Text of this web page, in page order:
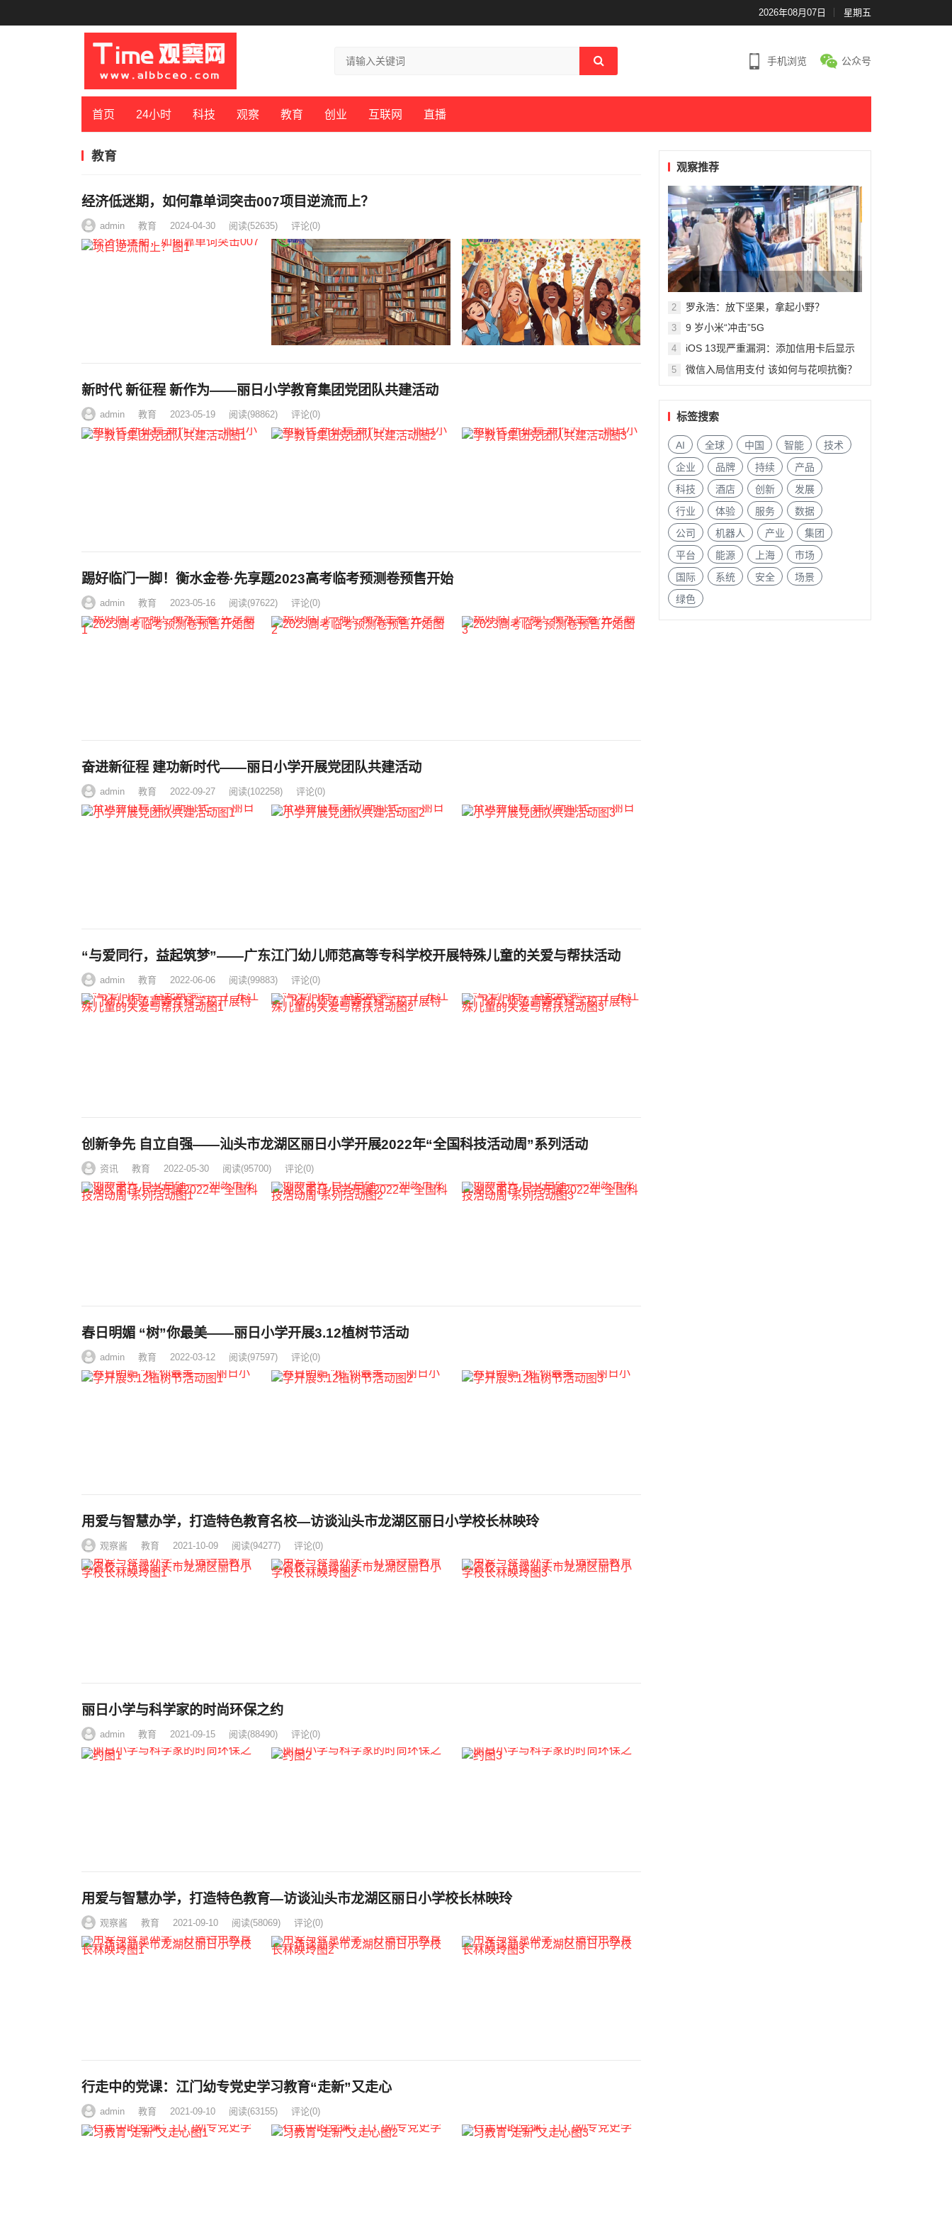
2026年08月07日 星期五
手机浏览 公众号
首页 24小时 科技 观察 教育 创业 互联网 直播
教育
经济低迷期，如何靠单词突击007项目逆流而上？
admin 教育 2024-04-30 阅读(52635) 评论(0)
新时代 新征程 新作为——丽日小学教育集团党团队共建活动
admin 教育 2023-05-19 阅读(98862) 评论(0)
踢好临门一脚！衡水金卷·先享题2023高考临考预测卷预售开始
admin 教育 2023-05-16 阅读(97622) 评论(0)
奋进新征程 建功新时代——丽日小学开展党团队共建活动
admin 教育 2022-09-27 阅读(102258) 评论(0)
“与爱同行，益起筑梦”——广东江门幼儿师范高等专科学校开展特殊儿童的关爱与帮扶活动
admin 教育 2022-06-06 阅读(99883) 评论(0)
创新争先 自立自强——汕头市龙湖区丽日小学开展2022年“全国科技活动周”系列活动
资讯 教育 2022-05-30 阅读(95700) 评论(0)
春日明媚 “树”你最美——丽日小学开展3.12植树节活动
admin 教育 2022-03-12 阅读(97597) 评论(0)
用爱与智慧办学，打造特色教育名校—访谈汕头市龙湖区丽日小学校长林映玲
观察酱 教育 2021-10-09 阅读(94277) 评论(0)
丽日小学与科学家的时尚环保之约
admin 教育 2021-09-15 阅读(88490) 评论(0)
用爱与智慧办学，打造特色教育—访谈汕头市龙湖区丽日小学校长林映玲
观察酱 教育 2021-09-10 阅读(58069) 评论(0)
行走中的党课：江门幼专党史学习教育“走新”又走心
admin 教育 2021-09-10 阅读(63155) 评论(0)
观察推荐
2 罗永浩：放下坚果，拿起小野？
3 9 岁小米“冲击”5G
4
iOS 13现严重漏洞：添加信用卡后显示
5 微信入局信用支付 该如何与花呗抗衡？
标签搜索
AI 全球 中国 智能
技术
企业
品牌 持续
产品
科技
酒店 创新
发展
行业
体验 服务
数据
公司
机器人 产业
集团
平台
能源 上海
市场
国际
系统 安全
场景
绿色